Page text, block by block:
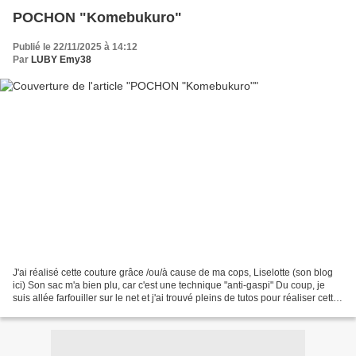
POCHON "Komebukuro"
Publié le 22/11/2025 à 14:12
Par LUBY Emy38
J'ai réalisé cette couture grâce /ou/à cause de ma cops, Liselotte (son blog
ici) Son sac m'a bien plu, car c'est une technique "anti-gaspi" Du coup, je
suis allée farfouiller sur le net et j'ai trouvé pleins de tutos pour réaliser cette